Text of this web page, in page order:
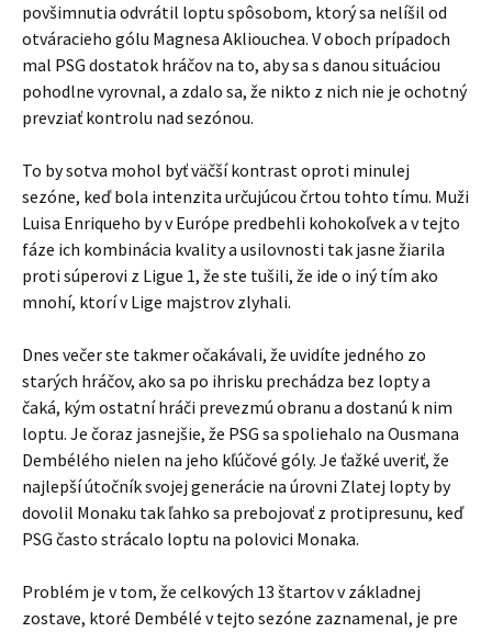
povšimnutia odvrátil loptu spôsobom, ktorý sa nelíšil od
otváracieho gólu Magnesa Akliouchea. V oboch prípadoch
mal PSG dostatok hráčov na to, aby sa s danou situáciou
pohodlne vyrovnal, a zdalo sa, že nikto z nich nie je ochotný
prevziať kontrolu nad sezónou.
To by sotva mohol byť väčší kontrast oproti minulej
sezóne, keď bola intenzita určujúcou črtou tohto tímu. Muži
Luisa Enriqueho by v Európe predbehli kohokoľvek a v tejto
fáze ich kombinácia kvality a usilovnosti tak jasne žiarila
proti súperovi z Ligue 1, že ste tušili, že ide o iný tím ako
mnohí, ktorí v Lige majstrov zlyhali.
Dnes večer ste takmer očakávali, že uvidíte jedného zo
starých hráčov, ako sa po ihrisku prechádza bez lopty a
čaká, kým ostatní hráči prevezmú obranu a dostanú k nim
loptu. Je čoraz jasnejšie, že PSG sa spoliehalo na Ousmana
Dembélého nielen na jeho kľúčové góly. Je ťažké uveriť, že
najlepší útočník svojej generácie na úrovni Zlatej lopty by
dovolil Monaku tak ľahko sa prebojovať z protipresunu, keď
PSG často strácalo loptu na polovici Monaka.
Problém je v tom, že celkových 13 štartov v základnej
zostave, ktoré Dembélé v tejto sezóne zaznamenal, je pre